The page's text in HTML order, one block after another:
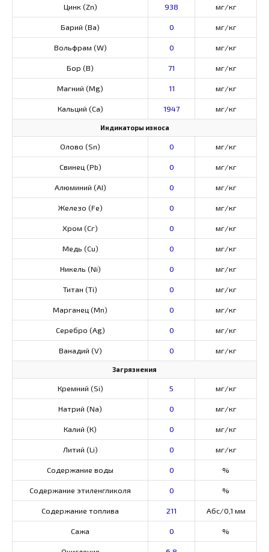
Цинк (Zn) 938 мг/кг
Барий (Ва) 0 мг/кг
Вольфрам (W) 0 мг/кг
Бор (В) 71 мг/кг
Магний (Mg) 11 мг/кг
Кальций (Са) 1947 мг/кг
Индикаторы износа
Олово (Sn) 0 мг/кг
Свинец (Pb) 0 мг/кг
Алюминий (AI) 0 мг/кг
Железо (Fe) 0 мг/кг
Хром (Сг) 0 мг/кг
Медь (Cu) 0 мг/кг
Никель (Ni) 0 мг/кг
Титан (Ti) 0 мг/кг
Марганец (Mn) 0 мг/кг
Серебро (Ag) 0 мг/кг
Ванадий (V) 0 мг/кг
Загрязнения
Кремний (Si) 5 мг/кг
Натрий (Na) 0 мг/кг
Калий (К) 0 мг/кг
Литий (Li) 0 мг/кг
Содержание воды 0 %
Содержание этиленгликоля 0 %
Содержание топлива 211 Абс/0,1 мм
Сажа 0 %